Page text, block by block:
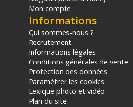
PHYSIQUE ET ALIMENTATION
Alimentation externe : 180 Watts
Puissance de charge hôte : Jusqu'à
Delivery)
Dimensions : 17,8 x 7,8 x 4,2 cm
Poids : 530 grammes
CONTENU DU CARTON
1x Station d'accueil OWC Thunderbolt
1x Câble Thunderbolt 5
Mon compte
Informations
Qui sommes-nous ?
Recrutement
Informations légales
Conditions générales de vente
Protection des données
Paramétrer les cookies
Lexique photo et vidéo
Plan du site